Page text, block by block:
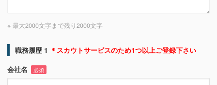
※ 最大2000文字まで残り2000文字
職務履歴 1 ＊スカウトサービスのため1つ以上ご登録下さい
会社名
必須